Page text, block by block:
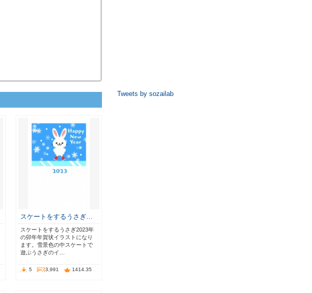
スケートをするうさぎ…
スケートをするうさぎ2023年
の卯年年賀状イラストになり
ます。雪景色の中スケートで
遊ぶうさぎのイ…
5 3,991 1414.35
Tweets by sozailab